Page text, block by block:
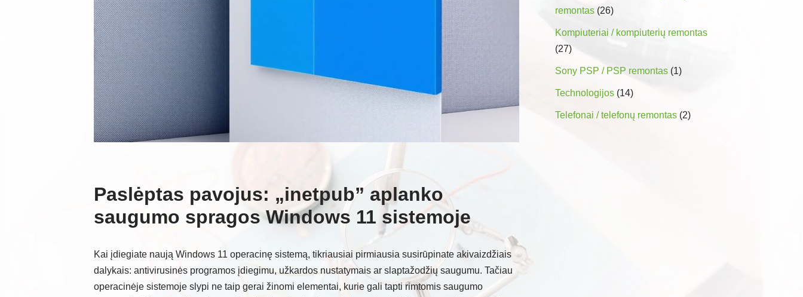
Paslėptas pavojus: „inetpub” aplanko
saugumo spragos Windows 11 sistemoje
Kai įdiegiate naują Windows 11 operacinę sistemą, tikriausiai pirmiausia susirūpinate akivaizdžiais
dalykais: antivirusinės programos įdiegimu, užkardos nustatymais ar slaptažodžių saugumu. Tačiau
operacinėje sistemoje slypi ne taip gerai žinomi elementai, kurie gali tapti rimtomis saugumo
remontas (26)
Kompiuteriai / kompiuterių remontas
(27)
Sony PSP / PSP remontas (1)
Technologijos (14)
Telefonai / telefonų remontas (2)